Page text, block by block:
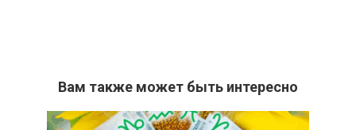
Вам также может быть интересно